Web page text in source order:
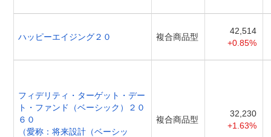
ハッピーエイジング２０ 複合商品型
42,514
+0.85%
フィデリティ・ターゲット・デー
ト・ファンド（ベーシック）２０
６０
（愛称：将来設計（ベーシッ
複合商品型
32,230
+1.63%